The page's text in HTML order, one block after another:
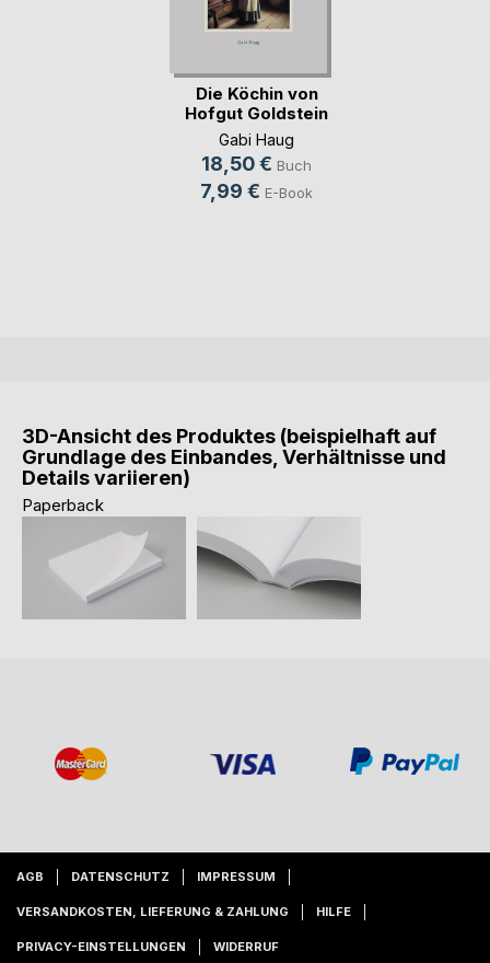
Die Köchin von
Hofgut Goldstein
Gabi Haug
18,50 € Buch
7,99 € E-Book
3D-Ansicht des Produktes (beispielhaft auf
Grundlage des Einbandes, Verhältnisse und
Details variieren)
Paperback
AGB DATENSCHUTZ IMPRESSUM
VERSANDKOSTEN, LIEFERUNG & ZAHLUNG HILFE
PRIVACY-EINSTELLUNGEN WIDERRUF